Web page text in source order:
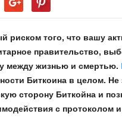
риском того, что вашу
правительство,
между жизнью и смертью.
Биткоина в целом. Не
сторону Биткойна и
с протоколом